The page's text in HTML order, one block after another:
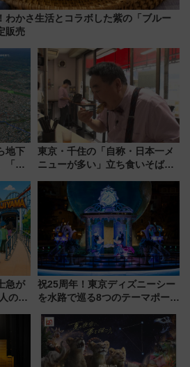
わかさ生活とコラボした紫の「ブルー
販売
地下
「創
整備
東京・千住の「自称・日本一メ
ニューが多い」立ち食いそば屋
地のふらっと立ち食いそば』
7/27夜10時～放送
急が
のか
祝25周年！東京ディズニーシー
を水路で巡る8つのテーマポート